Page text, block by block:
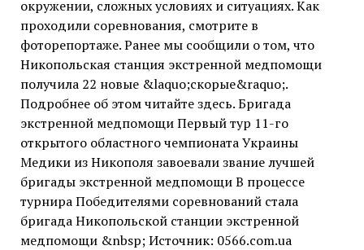
окружении, сложных условиях и ситуациях. Как
проходили соревнования, смотрите в
фоторепортаже. Ранее мы сообщили о том, что
Никопольская станция экстренной медпомощи
получила 22 новые &laquo;скорые&raquo;.
Подробнее об этом читайте здесь. Бригада
экстренной медпомощи Первый тур 11-го
открытого областного чемпионата Украины
Медики из Никополя завоевали звание лучшей
бригады экстренной медпомощи В процессе
турнира Победителями соревнований стала
бригада Никопольской станции экстренной
медпомощи &nbsp; Источник: 0566.com.ua